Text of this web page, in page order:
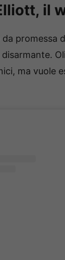
il
promessa
ma vuole